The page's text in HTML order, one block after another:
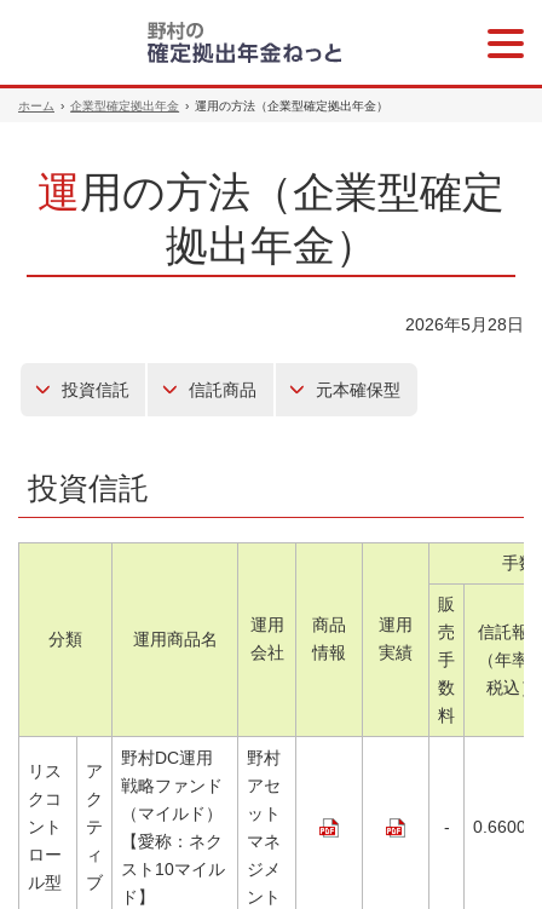
メニ
ホーム › 企業型確定拠出年金 › 運用の方法（企業型確定拠出年金）
運用の方法（企業型確定
拠出年金）
2026年5月28日
投資信託 信託商品 元本確保型
投資信託
分類 運用商品名
運用
会社
商品
情報
運用
実績
手数
販
売
手
数
料
信託報
（年率
税込）
リス
クコ
ント
ロー
ル型
ア
ク
テ
ィ
ブ
野村DC運用
戦略ファンド
（マイルド）
【愛称：ネク
スト10マイル
ド】
野村
アセ
ット
マネ
ジメ
ント
- 0.6600%